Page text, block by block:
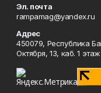
Эл. почта
rampamag@yandex.ru
Адрес
450079, Республика
Октября, 13, каб. 1 этаж